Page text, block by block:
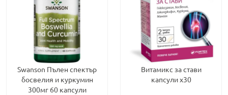
Swanson Пълен спектър
босвелия и куркумин
300мг 60 капсули
Витамикс за стави
капсули х30